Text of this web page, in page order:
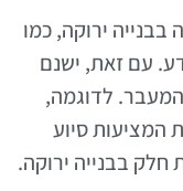
בבנייה ירוקה, כמו
עם זאת, ישנם
לדוגמה,
המציעות סיוע
חלק בבנייה ירוקה.